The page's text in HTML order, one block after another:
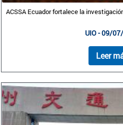
ACSSA Ecuador fortalece la
UIO - 09/
Leer